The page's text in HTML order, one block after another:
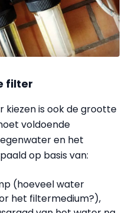
filter
kiezen is ook de grootte
voldoende
en het
op basis van:
(hoeveel water
het filtermedium?),